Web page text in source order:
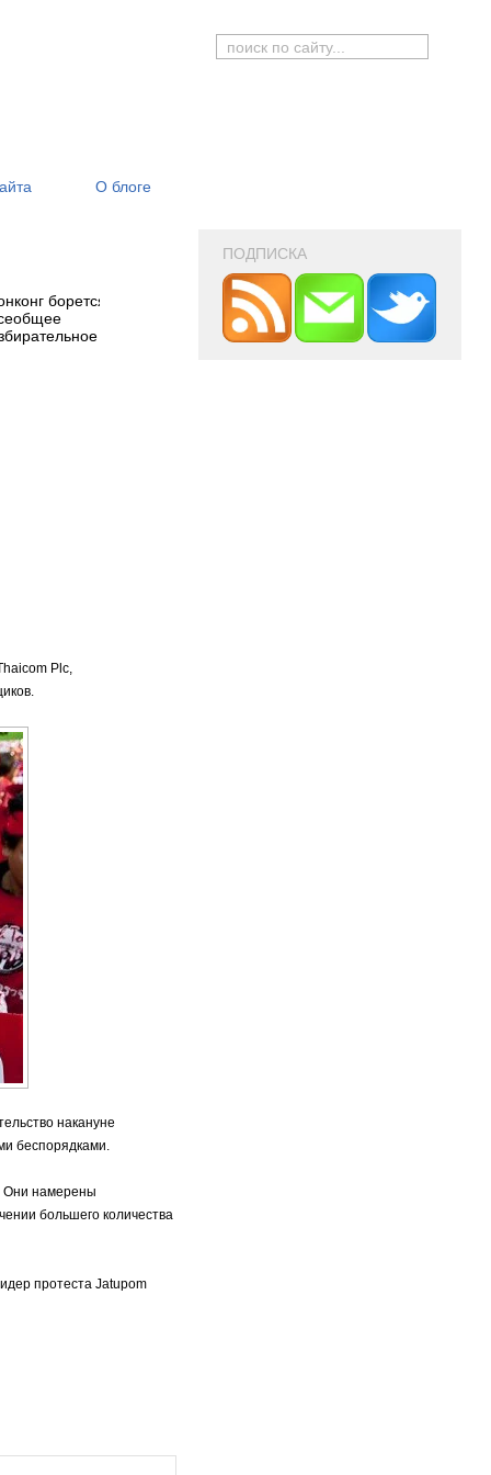
О блоге
ПОДПИСКА
борется за
право
Дмитрий Медведев,
возможно, будет
баллотироваться на
Королеве
исполнилось 84
Plс,
накануне
беспорядками.
Они намерены
большего количества
протеста Jatupom